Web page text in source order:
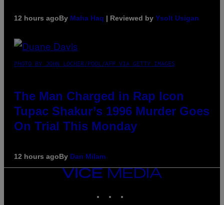
12 hours agoBy Maha Haq | Reviewed by Ysolt Usigan
PHOTO BY JOHN LOCHER/POOL/AFP VIA GETTY IMAGES
The Man Charged in Rap Icon
Tupac Shakur’s 1996 Murder Goes
On Trial This Monday
12 hours agoBy Dan Milam
VICE
MEDIA